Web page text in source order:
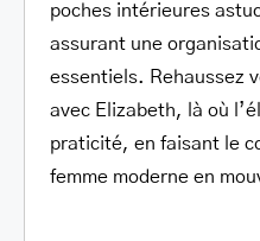
poches intérieures
assurant une
essentiels. Rehaussez
avec Elizabeth, là où
praticité, en faisant le
femme moderne en